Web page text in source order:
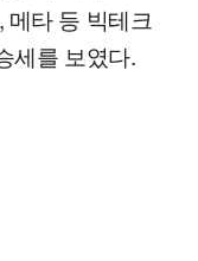
타 등 빅테크
세를 보였다.